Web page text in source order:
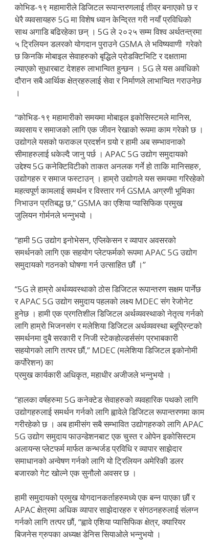
कोभिड-१९ महामारीले डिजिटल रूपान्तरणलाई तीव्र बनाएको छ र
धेरै व्यवसायहरु 5G मा विशेष ध्यान केन्द्रित गरी नयाँ प्रविधिको
साथ अगाडि बढिरहेका छन् । 5G ले २०२५ सम्म विश्व अर्थतन्त्रमा
५ ट्रिलियन डलरको योगदान पुराउने GSMA ले भविष्यवाणी गरेको
छ किनकि मोबाइल सेवाहरुको बृद्धिले प्रोडक्टिभिटि र दक्षतामा
ल्याएको सुधारबाट देशहरु लाभान्वित हुन्छन । 5G ले यस अवधिको
दौरान सबै आर्थिक क्षेत्रहरुलाई सेवा र निर्माणले लाभान्वित गराउनेछ
।
“कोभिड-१९ महामारीको समयमा मोबाइल इकोसिस्टमले मानिस,
व्यवसाय र समाजको लागि एक जीवन रेखाको रूपमा काम गरेको छ ।
उद्योगले यसको फराकल प्रदर्शन गर्‍यो र हामी अब सम्भावनाको
सीमाहरुलाई धकेल्दै जानु पर्छ । APAC 5G उद्योग समुदायको
उद्देश्य 5G कनेक्टिविटीको ताकत अनलक गर्ने हो ताकि मानिसहरु,
उद्योगहरु र समाज फस्टाउन् । हाम्रो उद्योगले यस समयमा गरिरहेको
महत्वपूर्ण कामलाई समर्थन र विस्तार गर्न GSMA अग्रणी भूमिका
निभाउन प्रतिबद्ध छ,” GSMA का एशिया प्यासिफिक प्रमुख
जुलियन गोर्मनले भन्नुभयो ।
“हामी 5G उद्योग इनोभेसन, एप्लिकेसन र व्यापार अवसरको
समर्थनको लागि एक सहयोग प्लेटफर्मको रूपमा APAC 5G उद्योग
समुदायको गठनको घोषणा गर्न उत्साहित छौं ।”
“5G ले हाम्रो अर्थव्यवस्थाको ठोस डिजिटल रूपान्तरण सक्षम पार्नेछ
र APAC 5G उद्योग समुदाय पहलको लक्ष्य MDEC संग रेजोनेट
हुनेछ । हामी एक प्रगतिशील डिजिटल अर्थव्यवस्थाको नेतृत्व गर्नको
लागि हाम्रो भिजनसंग र मलेशिया डिजिटल अर्थव्यवस्था ब्लूप्रिन्टको
समर्थनमा दुबै सरकारी र निजी स्टेकहोल्डर्ससंग प्रभाबकारी
सहयोगको लागि तत्पर छौं,” MDEC (मलेशिया डिजिटल इकोनोमी
कर्पोरेशन) का
प्रमुख कार्यकारी अधिकृत, महाधीर अजीजले भन्नुभयो ।
“हालका वर्षहरुमा 5G कनेक्टेड सेवाहरुको व्यवहारिक पथको लागि
उद्योगहरुलाई समर्थन गर्नको लागि ह्वावेले डिजिटल रूपान्तरणमा काम
गरीरहेको छ । अब हामीसंग सबै सम्भावित उद्योगहरुको लागि APAC
5G उद्योग समुदाय फाउन्डेशनबाट एक चुस्त र ओपेन इकोसिस्टम
अलायन्स प्लेटफर्म मार्फत कन्भर्जड प्रविधि र व्यापार साझेदार
समाधानको अन्वेषण गर्नको लागि यो ट्रिलियन अमेरिकी डलर
बजारको गेट खोल्ने एक सुनौलो अवसर छ ।
हामी समुदायको प्रमुख योगदानकर्ताहरुमध्ये एक बन्न पाएका छौं र
APAC क्षेत्रमा अधिक व्यापार साझेदारहरु र संगठनहरुलाई संलग्न
गर्नको लागि तत्पर छौं, “ह्वावे एशिया प्यासिफिक क्षेत्र, क्यारियर
बिजनेस ग्रुपका अध्यक्ष डेनिस सियाओले भन्नुभयो ।